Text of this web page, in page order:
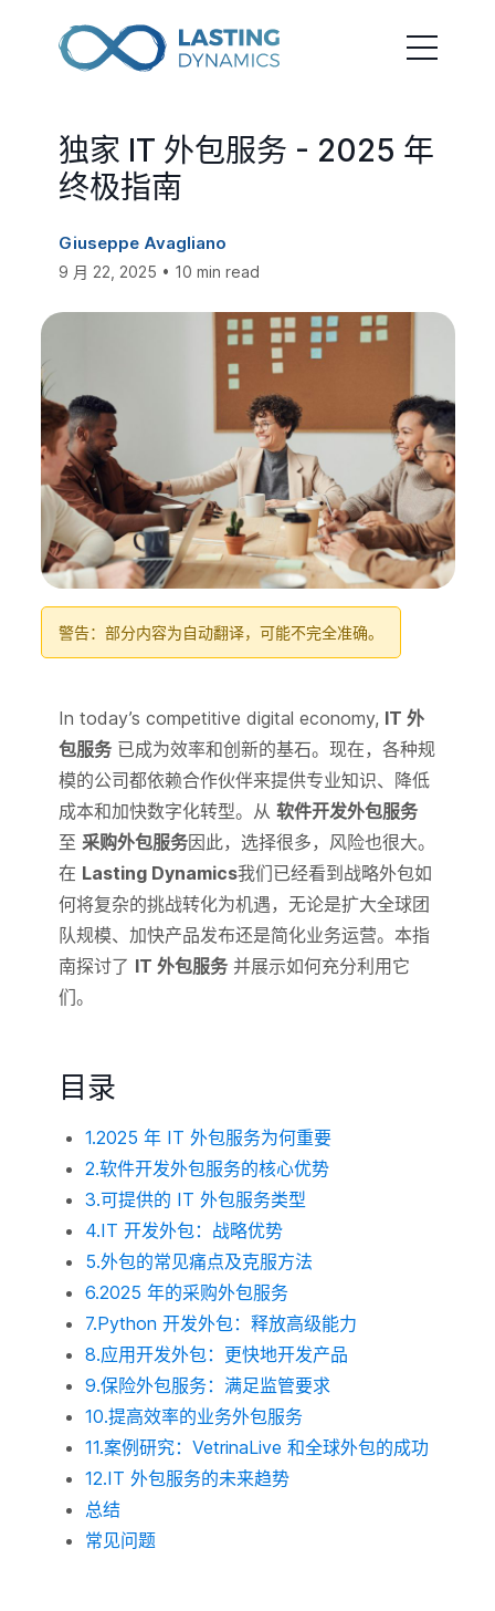
独家 IT 外包服务 - 2025 年
终极指南
Giuseppe Avagliano
9 月 22, 2025 • 10 min read
警告：部分内容为自动翻译，可能不完全准确。
In today’s competitive digital economy, IT 外
包服务已成为效率和创新的基石。现在，各种规
模的公司都依赖合作伙伴来提供专业知识、降低
成本和加快数字化转型。从 软件开发外包服务
至 采购外包服务因此，选择很多，风险也很大。
在 Lasting Dynamics我们已经看到战略外包如
何将复杂的挑战转化为机遇，无论是扩大全球团
队规模、加快产品发布还是简化业务运营。本指
南探讨了 IT 外包服务并展示如何充分利用它
们。
目录
1.2025 年 IT 外包服务为何重要
2.软件开发外包服务的核心优势
3.可提供的 IT 外包服务类型
4.IT 开发外包：战略优势
5.外包的常见痛点及克服方法
6.2025 年的采购外包服务
7.Python 开发外包：释放高级能力
8.应用开发外包：更快地开发产品
9.保险外包服务：满足监管要求
10.提高效率的业务外包服务
11.案例研究：VetrinaLive 和全球外包的成功
12.IT 外包服务的未来趋势
总结
常见问题